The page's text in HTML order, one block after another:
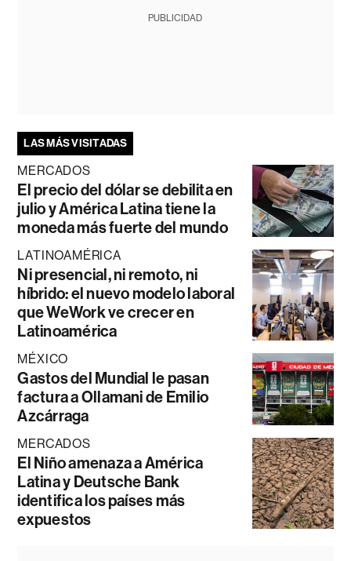
PUBLICIDAD
LAS MÁS VISITADAS
MERCADOS
El precio del dólar se debilita en
julio y América Latina tiene la
moneda más fuerte del mundo
LATINOAMÉRICA
Ni presencial, ni remoto, ni
híbrido: el nuevo modelo laboral
que WeWork ve crecer en
Latinoamérica
MÉXICO
Gastos del Mundial le pasan
factura a Ollamani de Emilio
Azcárraga
MERCADOS
El Niño amenaza a América
Latina y Deutsche Bank
identifica los países más
expuestos